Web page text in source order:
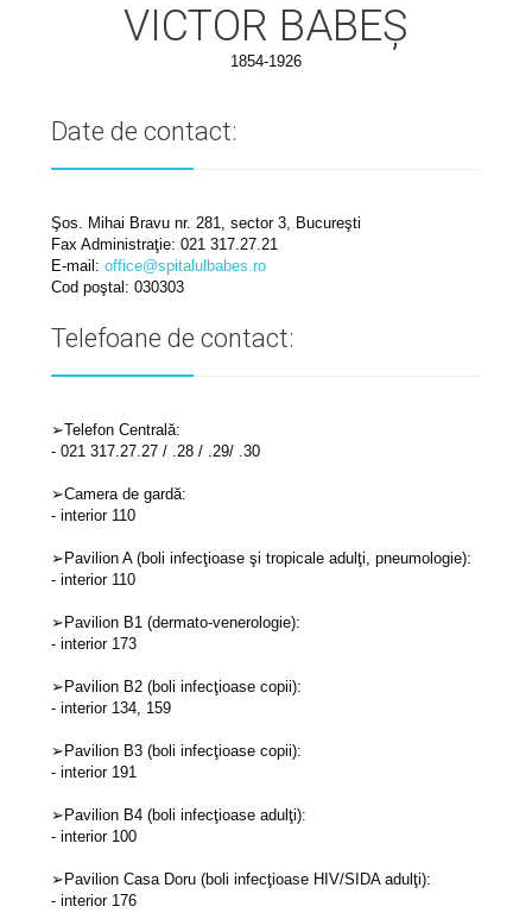
VICTOR BABEȘ
1854-1926
Date de contact:
Şos. Mihai Bravu nr. 281, sector 3, Bucureşti
Fax Administraţie: 021 317.27.21
E-mail:office@spitalulbabes.ro
Cod poştal: 030303
Telefoane de contact:
➢Telefon Centrală:
- 021 317.27.27 / .28 / .29/ .30
➢Camera de gardă:
- interior 110
➢Pavilion A (boli infecţioase şi tropicale adulţi, pneumologie):
- interior 110
➢Pavilion B1 (dermato-venerologie):
- interior 173
➢Pavilion B2 (boli infecţioase copii):
- interior 134, 159
➢Pavilion B3 (boli infecţioase copii):
- interior 191
➢Pavilion B4 (boli infecţioase adulţi):
- interior 100
➢Pavilion Casa Doru (boli infecţioase HIV/SIDA adulţi):
- interior 176